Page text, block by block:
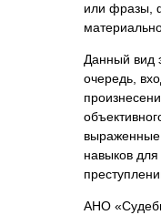
или фразы,
Данный вид
очередь,
выраженные
навыков
АНО